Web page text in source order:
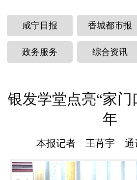
咸宁日报 香城都市报
政务服务 综合资讯
银发学堂点亮“家门
年
本报记者 王苒宇 通